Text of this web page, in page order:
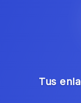
Tus